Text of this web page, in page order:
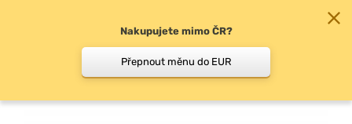
Rychloobratlíky
Nakupujete mimo ČR?
Přepnout měnu do EUR